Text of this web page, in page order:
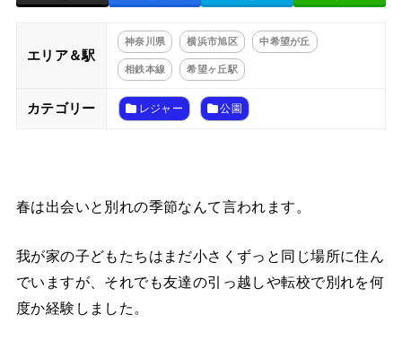
エリア＆駅
神奈川県 横浜市旭区 中希望が丘
相鉄本線 希望ヶ丘駅
カテゴリー レジャー 公園
春は出会いと別れの季節なんて言われます。
我が家の子どもたちはまだ小さくずっと同じ場所に住ん
でいますが、それでも友達の引っ越しや転校で別れを何
度か経験しました。